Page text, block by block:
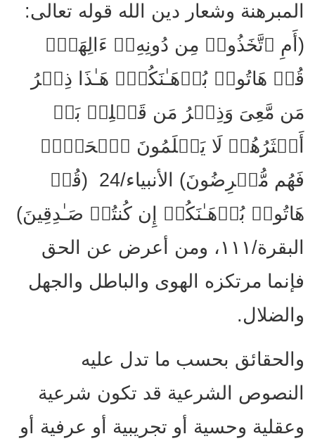
المبرهنة وشعار دين الله قوله تعالى:
(أَمِ ٱتَّخَذُوا۟ مِن دُونِهِۦۤ ءَالِهَةࣰۖ
قُلۡ هَاتُوا۟ بُرۡهَـٰنَكُمۡۖ هَـٰذَا ذِكۡرُ
مَن مَّعِیَ وَذِكۡرُ مَن قَبۡلِیۚ بَلۡ
أَكۡثَرُهُمۡ لَا یَعۡلَمُونَ ٱلۡحَقَّۖ
فَهُم مُّعۡرِضُونَ) الأنبياء/24 (قُلۡ
هَاتُوا۟ بُرۡهَـٰنَكُمۡ إِن كُنتُمۡ صَـٰدِقِینَ)
البقرة/١١١، ومن أعرض عن الحق
فإنما مرتكزه الهوى والباطل والجهل
والضلال.
والحقائق بحسب ما تدل عليه
النصوص الشرعية قد تكون شرعية
وعقلية وحسية أو تجريبية أو عرفية أو